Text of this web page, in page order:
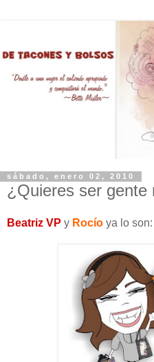
sábado, enero 02, 2010
¿Quieres ser gente
Beatriz VP y Rocío ya lo son: